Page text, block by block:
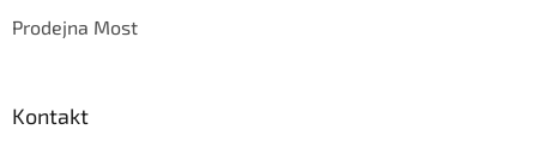
Prodejna Most
Kontakt